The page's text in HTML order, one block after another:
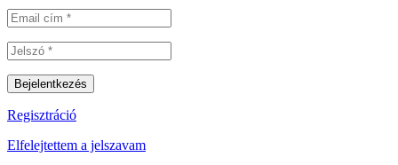
Regisztráció
Elfelejtettem a jelszavam